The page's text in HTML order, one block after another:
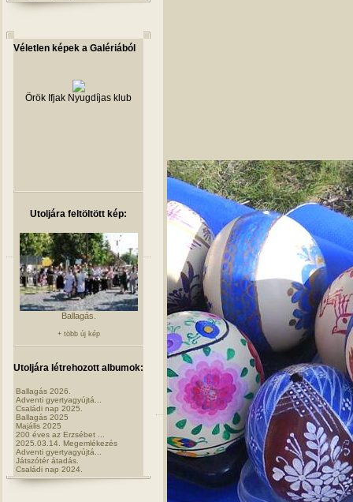
Véletlen képek a Galériából
Örök Ifjak Nyugdíjas klub
Utoljára feltöltött kép:
Ballagás.
+ több új kép
Utoljára létrehozott albumok:
Ballagás 2026.
Adventi gyertyagyújtá...
Családi nap 2025.
Ballagás 2025
Majális 2025
200 éves az Erzsébet ...
2025.03.14. Megemlékezés
Adventi gyertyagyújtá...
Játszótér átadás.
Családi nap 2024.